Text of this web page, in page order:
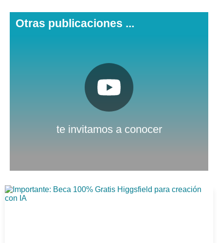
Otras publicaciones ...
te invitamos a conocer
Pulsa aquí